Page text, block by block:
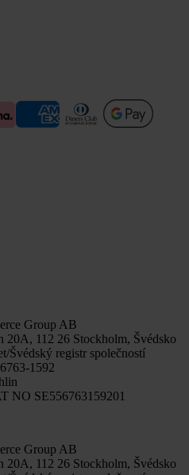
Group AB
20A, 112 26 Stockholm, Švédsko
Švédský registr společností
1592
NO SE556763159201
Group AB
20A, 112 26 Stockholm, Švédsko